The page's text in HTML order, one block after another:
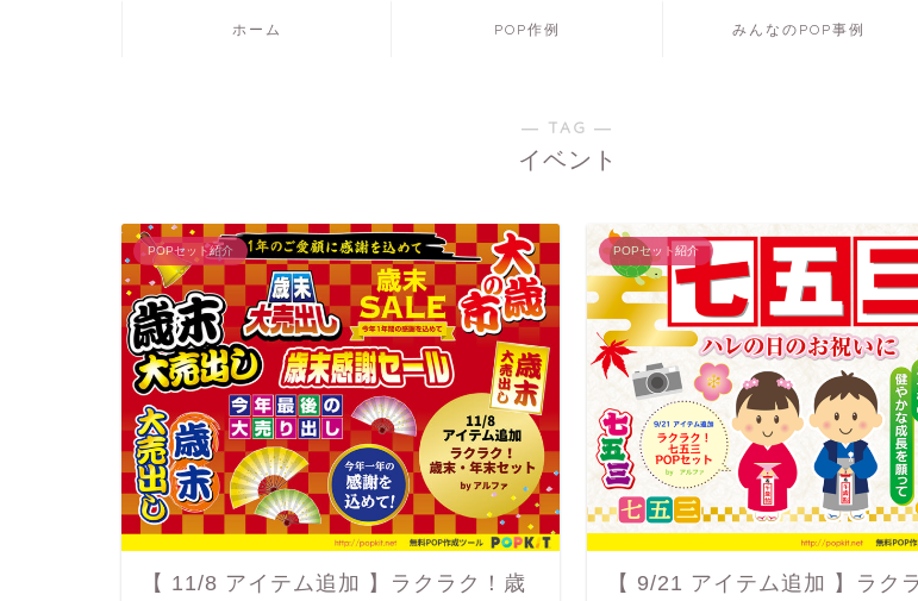
ホーム POP作例 みんなのPOP事例
― TAG ―
イベント
POPセット紹介
【 11/8 アイテム追加 】ラクラク！歳
POPセット紹介
【 9/21 アイテム追加 】ラク